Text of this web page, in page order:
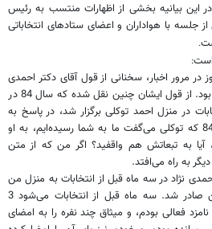
این بیانیه بخشی از اظهارات منتسب به رئیس
جلسه با هواداران و اعضای ستادهای انتخاباتی
.
است:
در مرور اخبار، سخنانی از قول آقای دکتر احمدی
نژاد را خواندم که بسیار تاسف آور بود. از قول ایشان چنین نقل شده که سال 84 در
در منزل احمد توکلی برگزار شد، در پاسخ به
دعوت او برای حضور در انتخابات 84 که توکلی می‌گفت ما به شما رسیده‌ایم، به او
به تبعاتش هم واقفید؟ اگر من که از متن
به راه می‌افتد.
در سه ماه قبل از انتخابات به منزل من
آمده بود و نه چنین حرفی از من صادر شد. سه ماه قبل از انتخابات می‌شود 3
فعالی بودم، و میثاق چند نفره را به امضای